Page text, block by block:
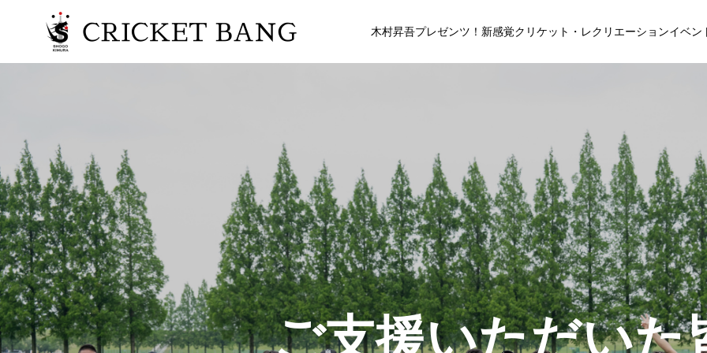
木村昇吾プレゼンツ！新感覚クリケット・レクリエーションイベン
CRICKET BANGとは？
木村昇吾について
ご支援いただいた